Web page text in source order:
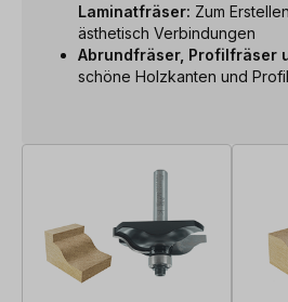
Laminatfräser: Zum
ästhetisch Verbindungen
Abrundfräser, Profilfräser
schöne Holzkanten und